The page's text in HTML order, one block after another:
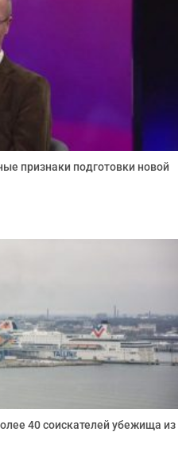
признаки подготовки новой
40 соискателей убежища из